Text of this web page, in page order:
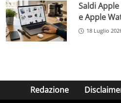
Saldi
e Apple
18 Luglio
Redazione